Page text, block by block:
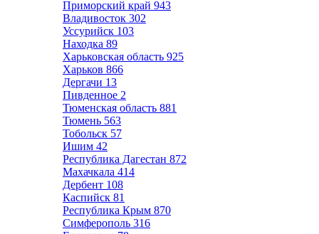
Приморский край 943
Владивосток 302
Уссурийск 103
Находка 89
Харьковская область 925
Харьков 866
Дергачи 13
Пивденное 2
Тюменская область 881
Тюмень 563
Тобольск 57
Ишим 42
Республика Дагестан 872
Махачкала 414
Дербент 108
Каспийск 81
Республика Крым 870
Симферополь 316